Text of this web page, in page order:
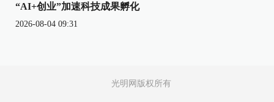
“AI+创业”加速科技成果孵化
2026-08-04 09:31
光明网版权所有